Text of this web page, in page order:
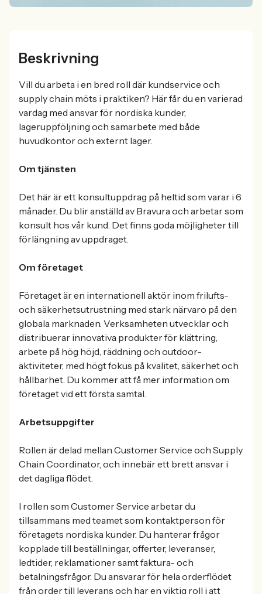
Beskrivning
Vill du arbeta i en bred roll där kundservice och
supply chain möts i praktiken? Här får du en varierad
vardag med ansvar för nordiska kunder,
lageruppföljning och samarbete med både
huvudkontor och externt lager.
Om tjänsten
Det här är ett konsultuppdrag på heltid som varar i 6
månader. Du blir anställd av Bravura och arbetar som
konsult hos vår kund. Det finns goda möjligheter till
förlängning av uppdraget.
Om företaget
Företaget är en internationell aktör inom frilufts-
och säkerhetsutrustning med stark närvaro på den
globala marknaden. Verksamheten utvecklar och
distribuerar innovativa produkter för klättring,
arbete på hög höjd, räddning och outdoor-
aktiviteter, med högt fokus på kvalitet, säkerhet och
hållbarhet. Du kommer att få mer information om
företaget vid ett första samtal.
Arbetsuppgifter
Rollen är delad mellan Customer Service och Supply
Chain Coordinator, och innebär ett brett ansvar i
det dagliga flödet.
I rollen som Customer Service arbetar du
tillsammans med teamet som kontaktperson för
företagets nordiska kunder. Du hanterar frågor
kopplade till beställningar, offerter, leveranser,
ledtider, reklamationer samt faktura- och
betalningsfrågor. Du ansvarar för hela orderflödet
från order till leverans och har en viktig roll i att